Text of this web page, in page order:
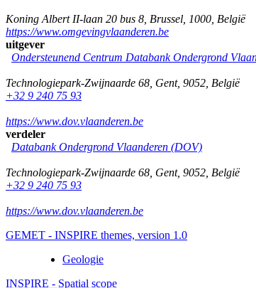
Koning Albert II-laan 20 bus 8 Brussel 1000 België
https://www.omgevingvlaanderen.be
uitgever
Ondersteunend Centrum Databank Ondergrond
Technologiepark-Zwijnaarde 68 Gent, 9052 België
+32 9 240 75 93
https://www.dov.vlaanderen.be
verdeler
Databank Ondergrond Vlaanderen (DOV)
Technologiepark-Zwijnaarde 68 Gent, 9052 België
+32 9 240 75 93
https://www.dov.vlaanderen.be
GEMET - INSPIRE themes, version 1.0
Geologie
INSPIRE - Spatial scope